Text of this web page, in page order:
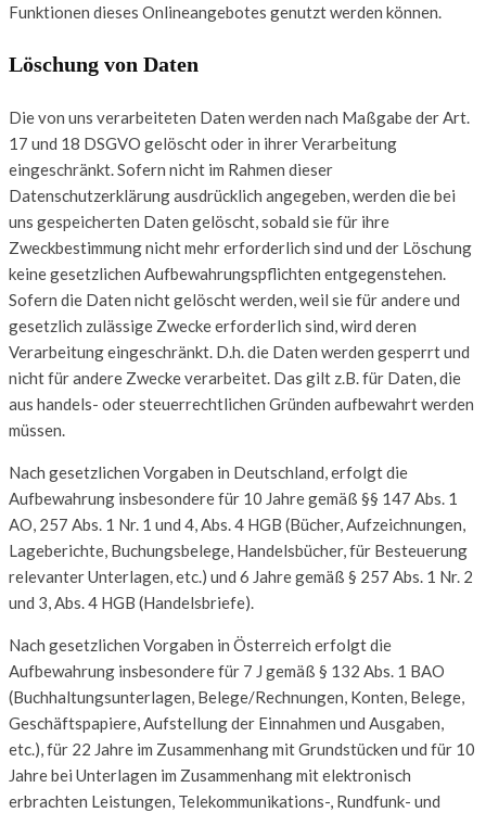
Funktionen dieses Onlineangebotes genutzt werden können.
Löschung von Daten
Die von uns verarbeiteten Daten werden nach Maßgabe der Art.
17 und 18 DSGVO gelöscht oder in ihrer Verarbeitung
eingeschränkt. Sofern nicht im Rahmen dieser
Datenschutzerklärung ausdrücklich angegeben, werden die bei
uns gespeicherten Daten gelöscht, sobald sie für ihre
Zweckbestimmung nicht mehr erforderlich sind und der Löschung
keine gesetzlichen Aufbewahrungspflichten entgegenstehen.
Sofern die Daten nicht gelöscht werden, weil sie für andere und
gesetzlich zulässige Zwecke erforderlich sind, wird deren
Verarbeitung eingeschränkt. D.h. die Daten werden gesperrt und
nicht für andere Zwecke verarbeitet. Das gilt z.B. für Daten, die
aus handels- oder steuerrechtlichen Gründen aufbewahrt werden
müssen.
Nach gesetzlichen Vorgaben in Deutschland, erfolgt die
Aufbewahrung insbesondere für 10 Jahre gemäß §§ 147 Abs. 1
AO, 257 Abs. 1 Nr. 1 und 4, Abs. 4 HGB (Bücher, Aufzeichnungen,
Lageberichte, Buchungsbelege, Handelsbücher, für Besteuerung
relevanter Unterlagen, etc.) und 6 Jahre gemäß § 257 Abs. 1 Nr. 2
und 3, Abs. 4 HGB (Handelsbriefe).
Nach gesetzlichen Vorgaben in Österreich erfolgt die
Aufbewahrung insbesondere für 7 J gemäß § 132 Abs. 1 BAO
(Buchhaltungsunterlagen, Belege/Rechnungen, Konten, Belege,
Geschäftspapiere, Aufstellung der Einnahmen und Ausgaben,
etc.), für 22 Jahre im Zusammenhang mit Grundstücken und für 10
Jahre bei Unterlagen im Zusammenhang mit elektronisch
erbrachten Leistungen, Telekommunikations-, Rundfunk- und